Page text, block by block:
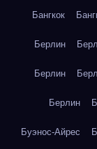
Бангкок
Берлин
Берлин
Берлин
Буэнос-Айрес